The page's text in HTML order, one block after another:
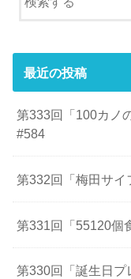
最近の投稿
第333回「100カノ
#584
第332回「梅田サ
第331回「55120個
第330回「誕生日プ